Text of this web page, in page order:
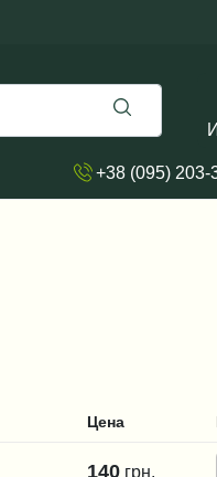
+38 (095) 203-
Цена
140 грн.